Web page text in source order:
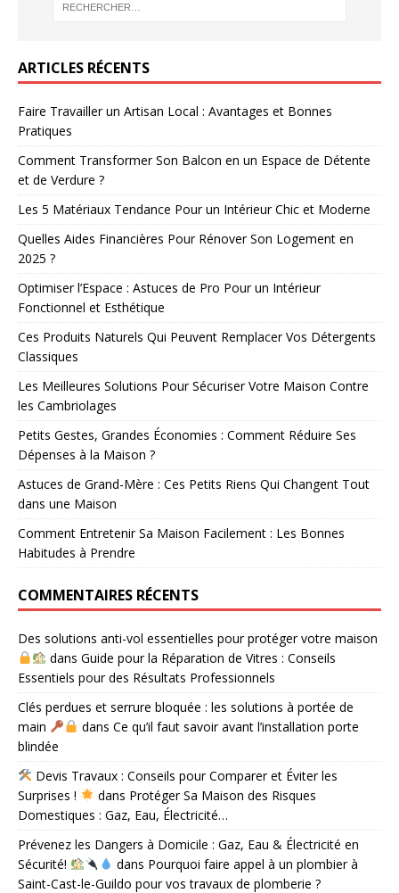
ARTICLES RÉCENTS
Faire Travailler un Artisan Local : Avantages et Bonnes
Pratiques
Comment Transformer Son Balcon en un Espace de Détente
et de Verdure ?
Les 5 Matériaux Tendance Pour un Intérieur Chic et Moderne
Quelles Aides Financières Pour Rénover Son Logement en
2025 ?
Optimiser l’Espace : Astuces de Pro Pour un Intérieur
Fonctionnel et Esthétique
Ces Produits Naturels Qui Peuvent Remplacer Vos Détergents
Classiques
Les Meilleures Solutions Pour Sécuriser Votre Maison Contre
les Cambriolages
Petits Gestes, Grandes Économies : Comment Réduire Ses
Dépenses à la Maison ?
Astuces de Grand-Mère : Ces Petits Riens Qui Changent Tout
dans une Maison
Comment Entretenir Sa Maison Facilement : Les Bonnes
Habitudes à Prendre
COMMENTAIRES RÉCENTS
Des solutions anti-vol essentielles pour protéger votre maison
dans Guide pour la Réparation de Vitres : Conseils
Essentiels pour des Résultats Professionnels
Clés perdues et serrure bloquée : les solutions à portée de
main
dans Ce qu’il faut savoir avant l’installation porte
blindée
Devis Travaux : Conseils pour Comparer et Éviter les
Surprises !
dans Protéger Sa Maison des Risques
Domestiques : Gaz, Eau, Électricité…
Prévenez les Dangers à Domicile : Gaz, Eau & Électricité en
Sécurité!
dans Pourquoi faire appel à un plombier à
Saint-Cast-le-Guildo pour vos travaux de plomberie ?